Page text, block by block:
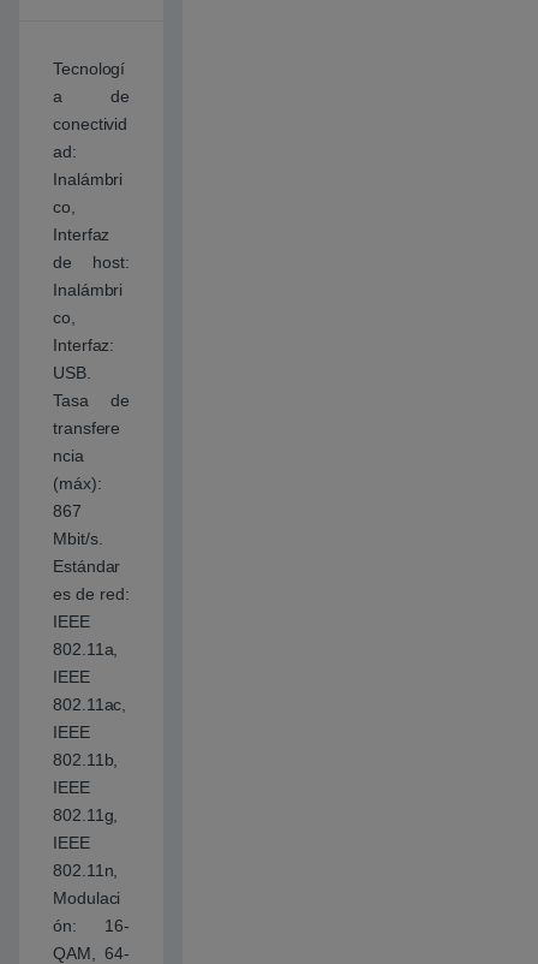
Tecnologí
a de
conectivid
ad:
Inalámbri
co,
Interfaz
de host:
Inalámbri
co,
Interfaz:
USB.
Tasa de
transfere
ncia
(máx):
867
Mbit/s.
Estándar
es de red:
IEEE
802.11a,
IEEE
802.11ac,
IEEE
802.11b,
IEEE
802.11g,
IEEE
802.11n,
Modulaci
ón: 16-
QAM, 64-